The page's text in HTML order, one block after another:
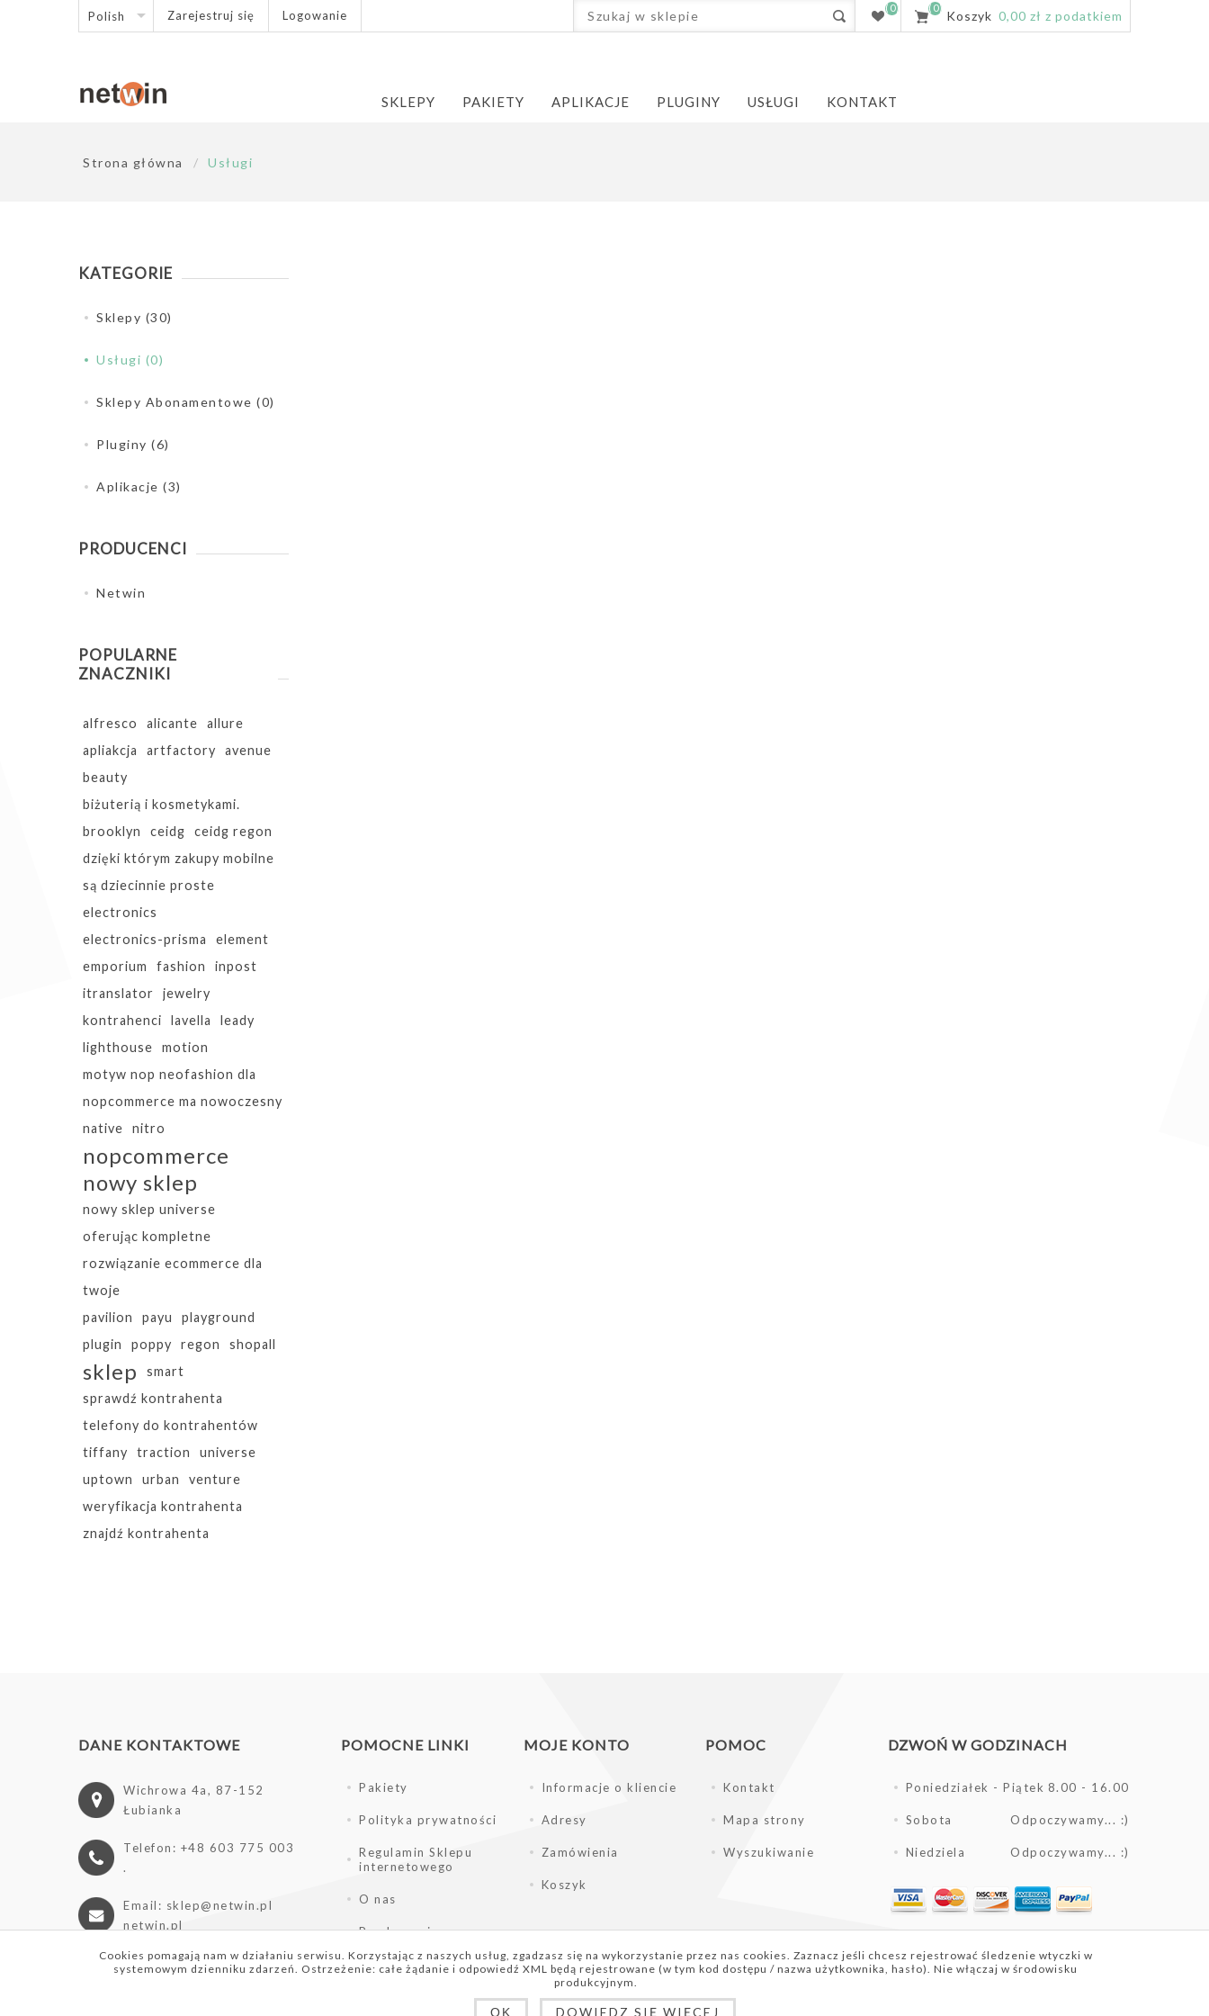
Zarejestruj się Logowanie
(0) (0)
Koszyk 0,00 zł z podatkiem
SKLEPY PAKIETY APLIKACJE PLUGINY USŁUGI KONTAKT
Strona główna / Usługi
KATEGORIE
Sklepy (30)
Usługi (0)
Sklepy Abonamentowe (0)
Pluginy (6)
Aplikacje (3)
PRODUCENCI
Netwin
POPULARNE
ZNACZNIKI
alfresco alicante
allure
apliakcja
artfactory
avenue
beauty
biżuterią i kosmetykami.
brooklyn
ceidg
ceidg regon
dzięki którym zakupy mobilne
są dziecinnie proste
electronics
electronics-prisma
element
emporium
fashion
inpost
itranslator
jewelry
kontrahenci
lavella
leady
lighthouse
motion
motyw nop neofashion dla
nopcommerce ma nowoczesny
native
nitro
nopcommerce
nowy sklep
nowy sklep universe
oferując kompletne
rozwiązanie ecommerce dla
twoje
pavilion
payu
playground
plugin
poppy regon shopall
sklep
smart
sprawdź kontrahenta
telefony do kontrahentów
tiffany
traction
universe
uptown
urban
venture
weryfikacja kontrahenta
znajdź kontrahenta
DANE KONTAKTOWE
Wichrowa 4a, 87-152
Łubianka
Telefon: +48 603 775 003
.
Email: sklep@netwin.pl
netwin.pl
POMOCNE LINKI
Pakiety
Polityka prywatności
Regulamin Sklepu
internetowego
O nas
Producenci
MOJE KONTO
Informacje o kliencie
Adresy
Zamówienia
Koszyk
POMOC
Kontakt
Mapa strony
Wyszukiwanie
DZWOŃ W GODZINACH
Poniedziałek - Piątek 8.00 - 16.00
Sobota Odpoczywamy... :)
Niedziela Odpoczywamy... :)
Cookies pomagają nam w działaniu serwisu. Korzystając z naszych usług, zgadzasz się na wykorzystanie przez nas cookies. Zaznacz jeśli chcesz rejestrować śledzenie wtyczki w
systemowym dzienniku zdarzeń. Ostrzeżenie: całe żądanie i odpowiedź XML będą rejestrowane (w tym kod dostępu / nazwa użytkownika, hasło). Nie włączaj w środowisku
produkcyjnym.
OK DOWIEDZ SIĘ WIĘCEJ